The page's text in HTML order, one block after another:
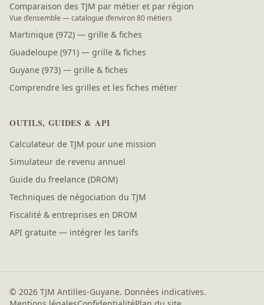
Comparaison des TJM par métier et par région
Vue d’ensemble — catalogue d’environ 80 métiers
Martinique (972) — grille & fiches
Guadeloupe (971) — grille & fiches
Guyane (973) — grille & fiches
Comprendre les grilles et les fiches métier
OUTILS, GUIDES & API
Calculateur de TJM pour une mission
Simulateur de revenu annuel
Guide du freelance (DROM)
Techniques de négociation du TJM
Fiscalité & entreprises en DROM
API gratuite — intégrer les tarifs
© 2026 TJM Antilles-Guyane. Données indicatives.